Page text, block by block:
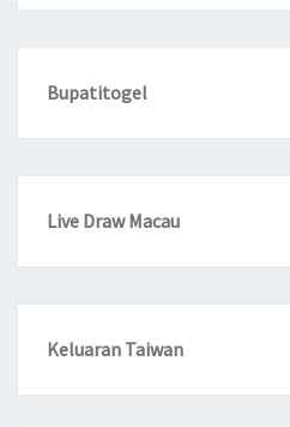
Bupatitogel
Live Draw Macau
Keluaran Taiwan